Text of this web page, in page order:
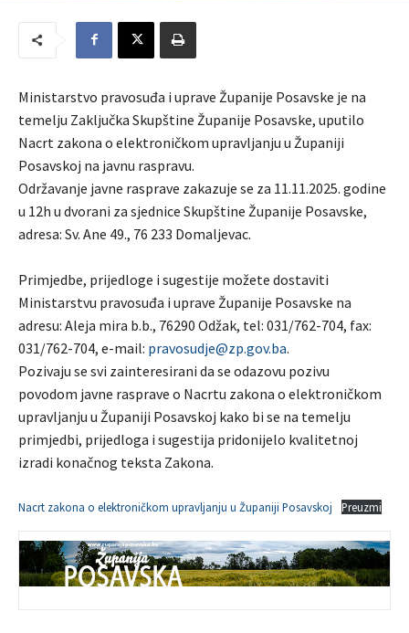
Ministarstvo pravosuđa i uprave Županije Posavske je na
temelju Zaključka Skupštine Županije Posavske, uputilo
Nacrt zakona o elektroničkom upravljanju u Županiji
Posavskoj na javnu raspravu.
Održavanje javne rasprave zakazuje se za 11.11.2025. godine
u 12h u dvorani za sjednice Skupštine Županije Posavske,
adresa: Sv. Ane 49., 76 233 Domaljevac.
Primjedbe, prijedloge i sugestije možete dostaviti
Ministarstvu pravosuđa i uprave Županije Posavske na
adresu: Aleja mira b.b., 76290 Odžak, tel: 031/762-704, fax:
031/762-704, e-mail: pravosudje@zp.gov.ba.
Pozivaju se svi zainteresirani da se odazovu pozivu
povodom javne rasprave o Nacrtu zakona o elektroničkom
upravljanju u Županiji Posavskoj kako bi se na temelju
primjedbi, prijedloga i sugestija pridonijelo kvalitetnoj
izradi konačnog teksta Zakona.
Nacrt zakona o elektroničkom upravljanju u Županiji Posavskoj Preuzmi